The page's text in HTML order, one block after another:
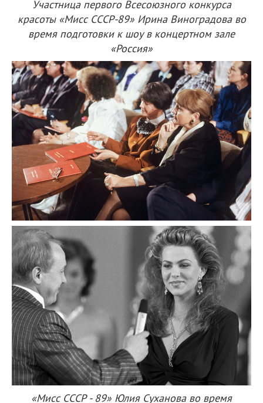
Участница первого Всесоюзного конкурса
красоты «Мисс СССР-89» Ирина Виноградова во
время подготовки к шоу в концертном зале
«Россия»
«Мисс СССР - 89» Юлия Суханова во время